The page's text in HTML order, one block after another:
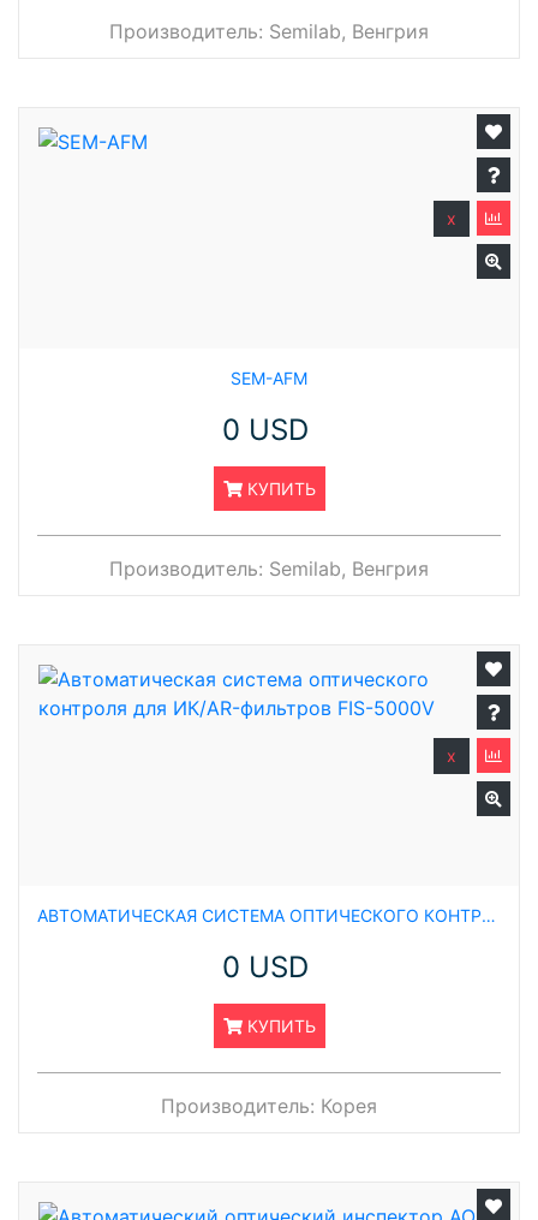
Производитель: Semilab, Венгрия
SEM-AFM
0 USD
КУПИТЬ
x
Производитель: Semilab, Венгрия
АВТОМАТИЧЕСКАЯ СИСТЕМА ОПТИЧЕСКОГО КОНТРОЛЯ ДЛЯ ИК/AR-ФИЛЬТРОВ FIS-5000V
0 USD
КУПИТЬ
x
Производитель: Корея